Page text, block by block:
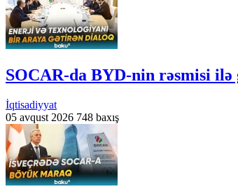
SOCAR-da BYD-nin rəsmisi
İqtisadiyyat
05 avqust 2026 748 baxış